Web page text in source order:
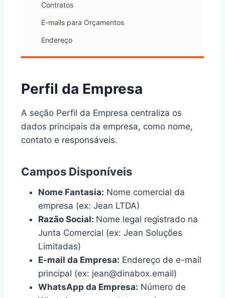
Contratos
E-mails para Orçamentos
Endereço
Perfil da Empresa
A seção Perfil da Empresa centraliza os
dados principais da empresa, como nome,
contato e responsáveis.
Campos Disponíveis
Nome Fantasia: Nome comercial da
empresa (ex: Jean LTDA)
Razão Social: Nome legal registrado na
Junta Comercial (ex: Jean Soluções
Limitadas)
E-mail da Empresa: Endereço de e-mail
principal (ex: jean@dinabox.email)
WhatsApp da Empresa: Número de